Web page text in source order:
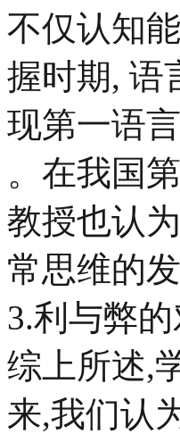
不仅认知
握时期, 语
现第一语
。在我国
教授也认
常思维的
3.利与弊
综上所述,
来,我们认